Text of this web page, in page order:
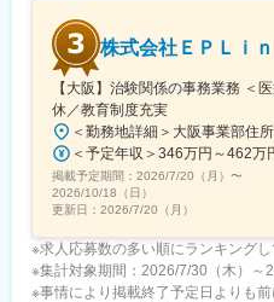
株式会社ＥＰＬｉｎ
【大阪】治験関係の事務業務 ＜
休／教育制度充実
掲載予定期間： 2026/7/20（月） 〜
2026/10/18（日）
更新日： 2026/7/20（月）
※求人応募数の多い順にランキング
※集計対象期間：2026/7/30（木）～
※事情により掲載終了予定日よりも